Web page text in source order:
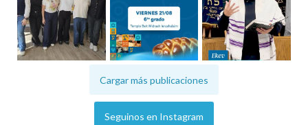
Cargar más publicaciones
Seguinos en Instagram